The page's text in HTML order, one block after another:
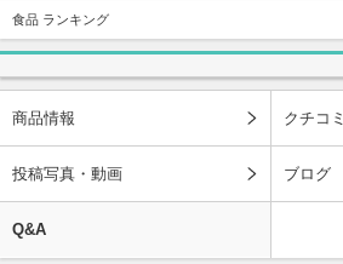
食品 ランキング
商品情報 クチコミ
投稿写真・動画 ブログ
Q&A